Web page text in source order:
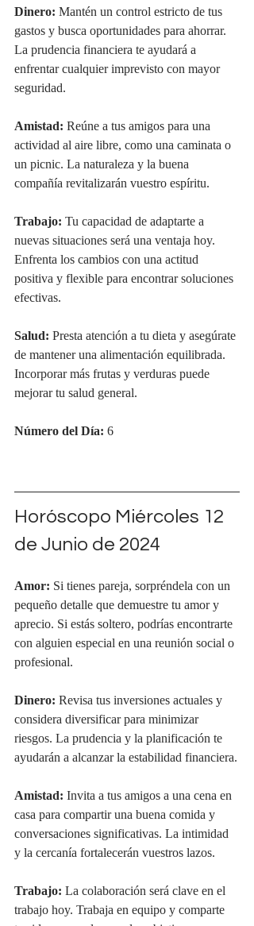
Dinero: Mantén un control estricto de tus
gastos y busca oportunidades para ahorrar.
La prudencia financiera te ayudará a
enfrentar cualquier imprevisto con mayor
seguridad.
Amistad: Reúne a tus amigos para una
actividad al aire libre, como una caminata o
un picnic. La naturaleza y la buena
compañía revitalizarán vuestro espíritu.
Trabajo: Tu capacidad de adaptarte a
nuevas situaciones será una ventaja hoy.
Enfrenta los cambios con una actitud
positiva y flexible para encontrar soluciones
efectivas.
Salud: Presta atención a tu dieta y asegúrate
de mantener una alimentación equilibrada.
Incorporar más frutas y verduras puede
mejorar tu salud general.
Número del Día: 6
Horóscopo Miércoles 12
de Junio de 2024
Amor: Si tienes pareja, sorpréndela con un
pequeño detalle que demuestre tu amor y
aprecio. Si estás soltero, podrías encontrarte
con alguien especial en una reunión social o
profesional.
Dinero: Revisa tus inversiones actuales y
considera diversificar para minimizar
riesgos. La prudencia y la planificación te
ayudarán a alcanzar la estabilidad financiera.
Amistad: Invita a tus amigos a una cena en
casa para compartir una buena comida y
conversaciones significativas. La intimidad
y la cercanía fortalecerán vuestros lazos.
Trabajo: La colaboración será clave en el
trabajo hoy. Trabaja en equipo y comparte